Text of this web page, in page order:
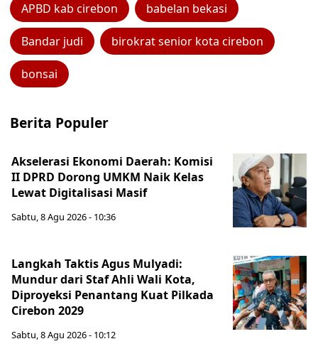
APBD kab cirebon babelan bekasi
Bandar judi birokrat senior kota cirebon
bonsai
Berita Populer
Akselerasi Ekonomi Daerah: Komisi
II DPRD Dorong UMKM Naik Kelas
Lewat Digitalisasi Masif
Sabtu, 8 Agu 2026 - 10:36
Langkah Taktis Agus Mulyadi:
Mundur dari Staf Ahli Wali Kota,
Diproyeksi Penantang Kuat Pilkada
Cirebon 2029
Sabtu, 8 Agu 2026 - 10:12